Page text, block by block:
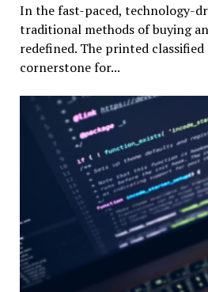
In the fast-paced, technology-
traditional methods of buying
redefined. The printed classified
cornerstone for...